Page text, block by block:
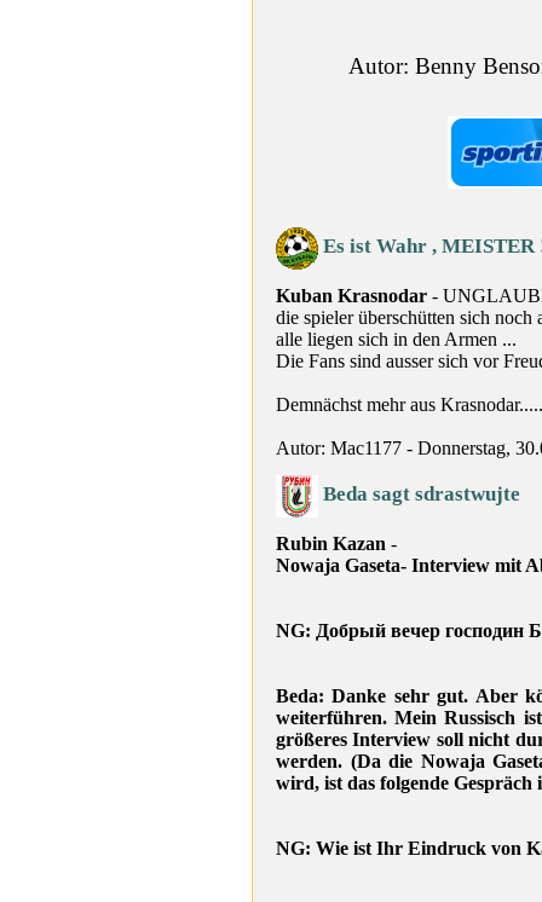
Autor: Benny
Es ist Wahr ,
Kuban Krasnodar -
die spieler überschütten sich
alle liegen sich in den Armen ...
Die Fans sind ausser sich vor
Demnächst mehr aus
Autor: Mac1177 - Donnerstag,
Beda sagt sdrastwujte
Rubin Kazan -
Nowaja Gaseta- Interview mit
NG: Добрый вечер господин
Beda: Danke sehr gut. Aber
weiterführen. Mein Russisch
größeres Interview soll nicht
werden. (Da die Nowaja
wird, ist das folgende
NG: Wie ist Ihr Eindruck von